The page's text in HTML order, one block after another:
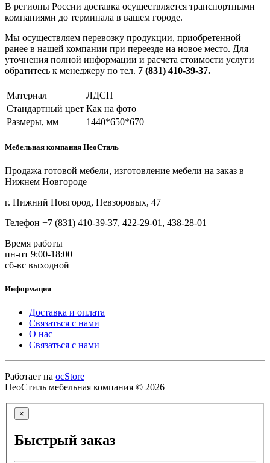
В регионы России доставка осуществляется транспортными
компаниями до терминала в вашем городе.
Мы осуществляем перевозку продукции, приобретенной
ранее в нашей компании при переезде на новое место. Для
уточнения полной информации и расчета стоимости услуги
обратитесь к менеджеру по тел. 7 (831) 410-39-37.
Материал
ЛДСП
Стандартный цвет Как на фото
Размеры, мм
1440*650*670
Мебельная компания НеоСтиль
Продажа готовой мебели, изготовление мебели на заказ в
Нижнем Новгороде
г. Нижний Новгород, Невзоровых, 47
Телефон +7 (831) 410-39-37, 422-29-01, 438-28-01
Время работы
пн-пт 9:00-18:00
сб-вс выходной
Информация
Доставка и оплата
Связаться с нами
О нас
Связаться с нами
Работает на ocStore
НеоСтиль мебельная компания © 2026
×
Быстрый заказ